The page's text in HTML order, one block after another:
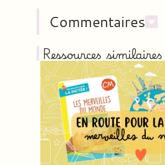
Commentaires
Ressources similaires